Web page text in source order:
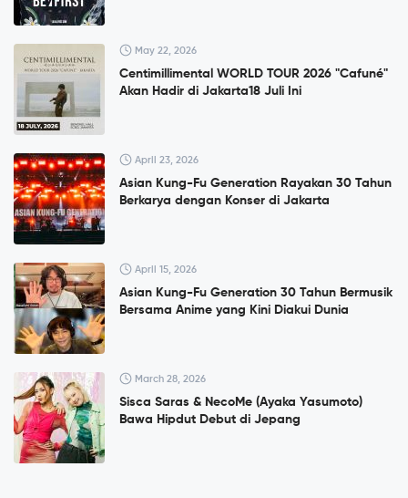
May 22, 2026
Centimillimental WORLD TOUR 2026 "Cafuné"
Akan Hadir di Jakarta18 Juli Ini
April 23, 2026
Asian Kung-Fu Generation Rayakan 30 Tahun
Berkarya dengan Konser di Jakarta
April 15, 2026
Asian Kung-Fu Generation 30 Tahun Bermusik
Bersama Anime yang Kini Diakui Dunia
March 28, 2026
Sisca Saras & NecoMe (Ayaka Yasumoto)
Bawa Hipdut Debut di Jepang